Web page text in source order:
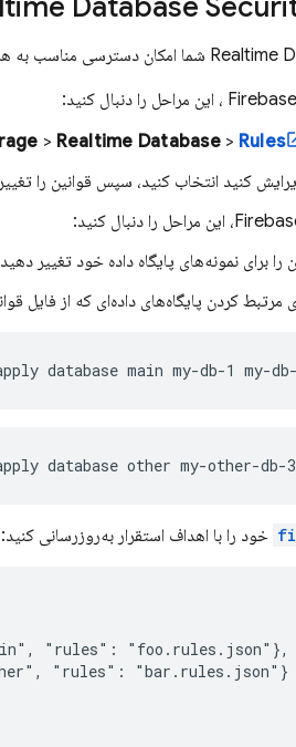
Realtime شما امکان دسترسی مناسب به هر
Firebase ، این مراحل را دنبال کنید:
> Realtime Database> Rules
کنید انتخاب کنید، سپس قوانین را
برای نمونه‌های پایگاه داده خود تغییر
مرتبط کردن پایگاه‌های داده‌ای که از فایل
database main my-db-1 my-
database other my-other-db-3
خود را با اهداف استقرار به‌روزرسانی کنید:
"rules": "foo.rules.json"},
"rules": "bar.rules.json"}